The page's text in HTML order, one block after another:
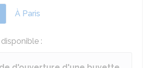
À Paris
: